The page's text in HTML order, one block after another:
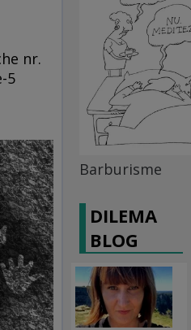
nr.
5
Barburisme
DILEMA
BLOG